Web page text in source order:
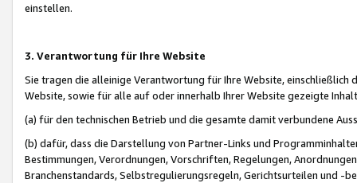
einstellen.
3. Verantwortung für Ihre Website
Sie tragen die alleinige Verantwortung für Ihre Website,
Website, sowie für alle auf oder innerhalb Ihrer Website gezeigte
(a) für den technischen Betrieb und die gesamte damit verbundene
(b) dafür, dass die Darstellung von Partner-Links und
Bestimmungen, Verordnungen, Vorschriften, Regelungen,
Branchenstandards, Selbstregulierungsregeln, Gerichtsurteilen und -